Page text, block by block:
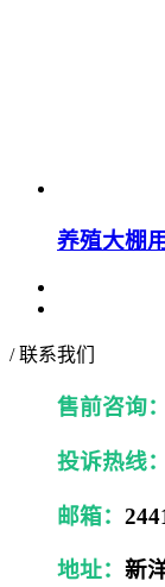
养殖大棚
/ 联系我们
售前咨询：
投诉热线：
邮箱：
地址： 新